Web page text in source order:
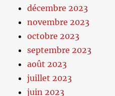
décembre 2023
novembre 2023
octobre 2023
septembre 2023
août 2023
juillet 2023
juin 2023